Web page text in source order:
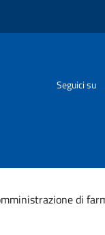
Seguici su
di